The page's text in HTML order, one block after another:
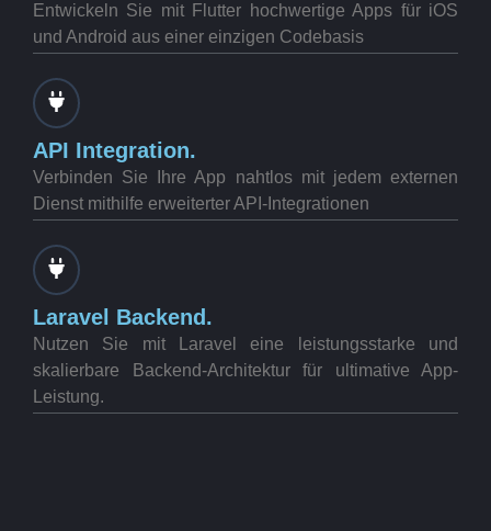
Entwickeln Sie mit Flutter hochwertige Apps für iOS
und Android aus einer einzigen Codebasis
API Integration.
Verbinden Sie Ihre App nahtlos mit jedem externen
Dienst mithilfe erweiterter API-Integrationen
Laravel Backend.
Nutzen Sie mit Laravel eine leistungsstarke und
skalierbare Backend-Architektur für ultimative App-
Leistung.